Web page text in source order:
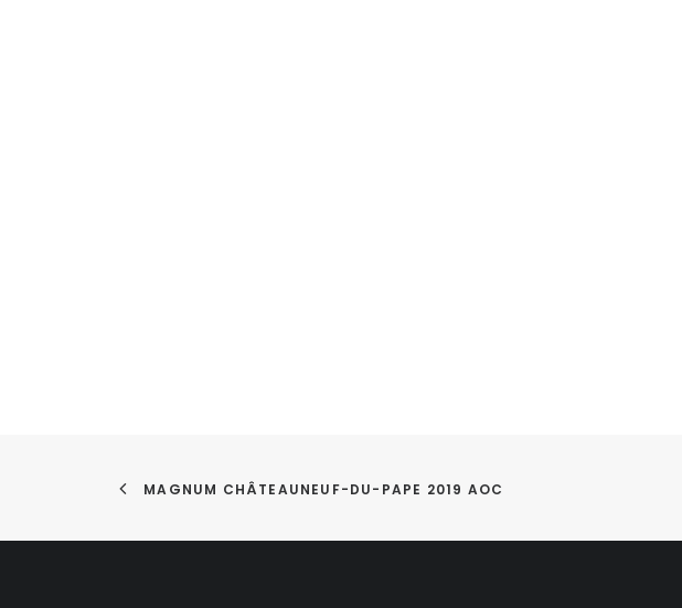
MAGNUM CHÂTEAUNEUF-DU-PAPE 2019 AOC